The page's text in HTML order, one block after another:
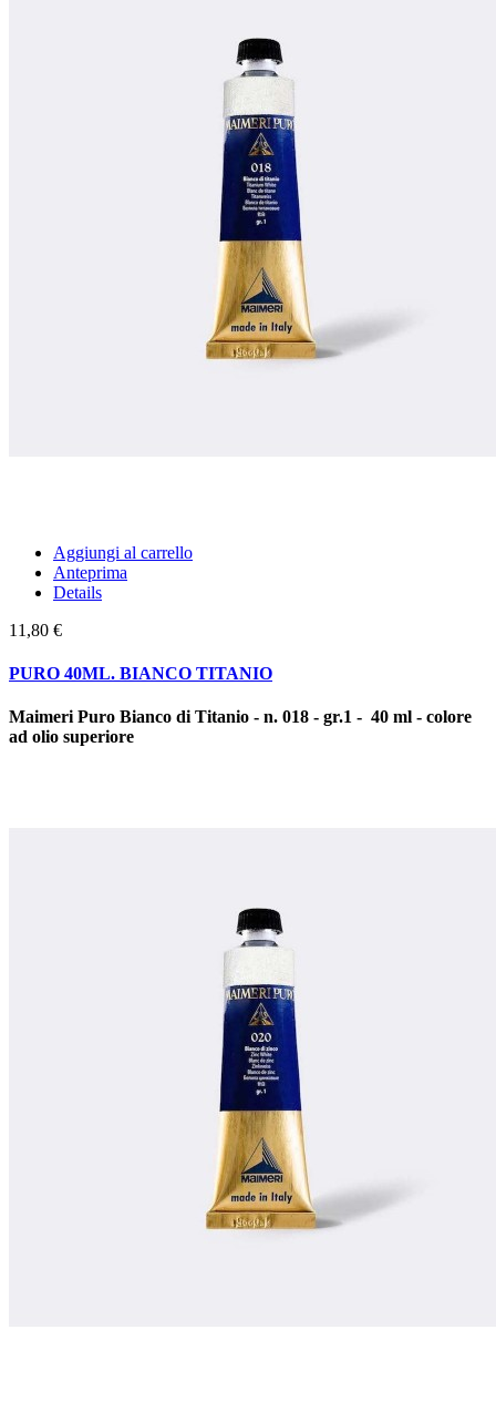
Aggiungi al carrello
Anteprima
Details
11,80 €
PURO 40ML. BIANCO TITANIO
Maimeri Puro Bianco di Titanio - n. 018 - gr.1 - 40 ml - colore
ad olio superiore